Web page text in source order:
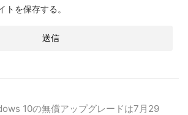
トを保存する。
10の無償アップグレードは7月29